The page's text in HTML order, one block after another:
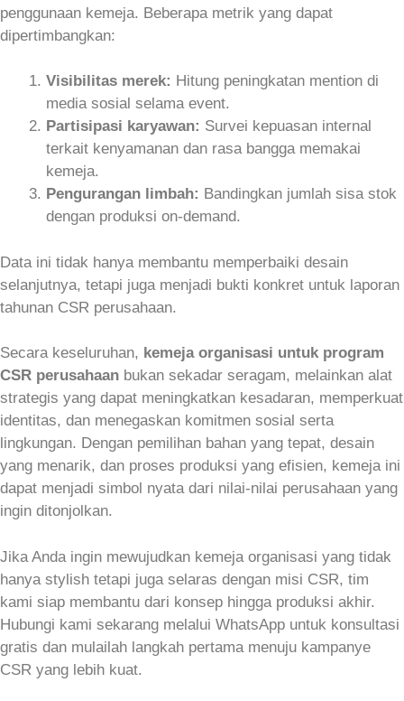
penggunaan kemeja. Beberapa metrik yang dapat
dipertimbangkan:
Visibilitas merek: Hitung peningkatan mention di
media sosial selama event.
Partisipasi karyawan: Survei kepuasan internal
terkait kenyamanan dan rasa bangga memakai
kemeja.
Pengurangan limbah: Bandingkan jumlah sisa stok
dengan produksi on‑demand.
Data ini tidak hanya membantu memperbaiki desain
selanjutnya, tetapi juga menjadi bukti konkret untuk laporan
tahunan CSR perusahaan.
Secara keseluruhan, kemeja organisasi untuk program
CSR perusahaan bukan sekadar seragam, melainkan alat
strategis yang dapat meningkatkan kesadaran, memperkuat
identitas, dan menegaskan komitmen sosial serta
lingkungan. Dengan pemilihan bahan yang tepat, desain
yang menarik, dan proses produksi yang efisien, kemeja ini
dapat menjadi simbol nyata dari nilai-nilai perusahaan yang
ingin ditonjolkan.
Jika Anda ingin mewujudkan kemeja organisasi yang tidak
hanya stylish tetapi juga selaras dengan misi CSR, tim
kami siap membantu dari konsep hingga produksi akhir.
Hubungi kami sekarang melalui WhatsApp untuk konsultasi
gratis dan mulailah langkah pertama menuju kampanye
CSR yang lebih kuat.